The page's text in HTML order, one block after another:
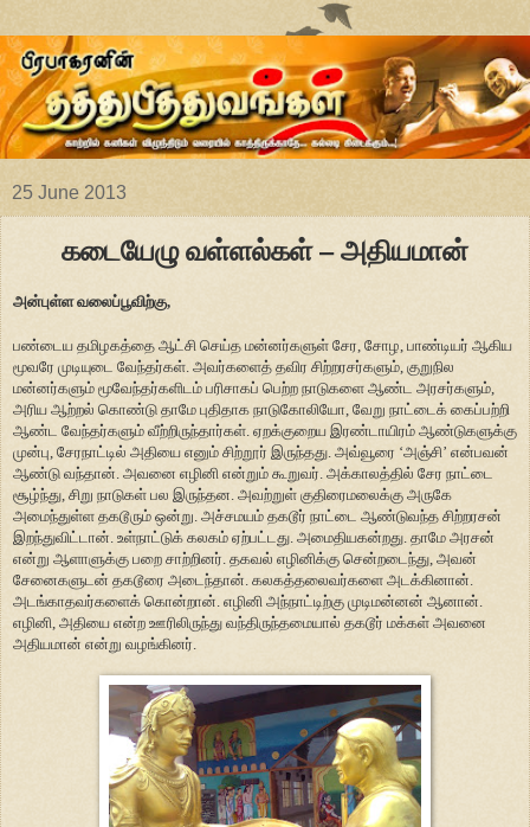
25 June 2013
கடையேழு வள்ளல்கள் – அதியமான்
அன்புள்ள வலைப்பூவிற்கு,
பண்டைய தமிழகத்தை ஆட்சி செய்த மன்னர்களுள் சேர, சோழ, பாண்டியர் ஆகிய
மூவரே முடியுடை வேந்தர்கள். அவர்களைத் தவிர சிற்றரசர்களும், குறுநில
மன்னர்களும் மூவேந்தர்களிடம் பரிசாகப் பெற்ற நாடுகளை ஆண்ட அரசர்களும்,
அரிய ஆற்றல் கொண்டு தாமே புதிதாக நாடுகோலியோ, வேறு நாட்டைக் கைப்பற்றி
ஆண்ட வேந்தர்களும் வீற்றிருந்தார்கள். ஏறக்குறைய இரண்டாயிரம் ஆண்டுகளுக்கு
முன்பு, சேரநாட்டில் அதியை எனும் சிற்றூர் இருந்தது. அவ்வூரை ‘அஞ்சி’ என்பவன்
ஆண்டு வந்தான். அவனை எழினி என்றும் கூறுவர். அக்காலத்தில் சேர நாட்டை
சூழ்ந்து, சிறு நாடுகள் பல இருந்தன. அவற்றுள் குதிரைமலைக்கு அருகே
அமைந்துள்ள தகடூரும் ஒன்று. அச்சமயம் தகடூர் நாட்டை ஆண்டுவந்த சிற்றரசன்
இறந்துவிட்டான். உள்நாட்டுக் கலகம் ஏற்பட்டது. அமைதியகன்றது. தாமே அரசன்
என்று ஆளாளுக்கு பறை சாற்றினர். தகவல் எழினிக்கு சென்றடைந்து, அவன்
சேனைகளுடன் தகடூரை அடைந்தான். கலகத்தலைவர்களை அடக்கினான்.
அடங்காதவர்களைக் கொன்றான். எழினி அந்நாட்டிற்கு முடிமன்னன் ஆனான்.
எழினி, அதியை என்ற ஊரிலிருந்து வந்திருந்தமையால் தகடூர் மக்கள் அவனை
அதியமான் என்று வழங்கினர்.